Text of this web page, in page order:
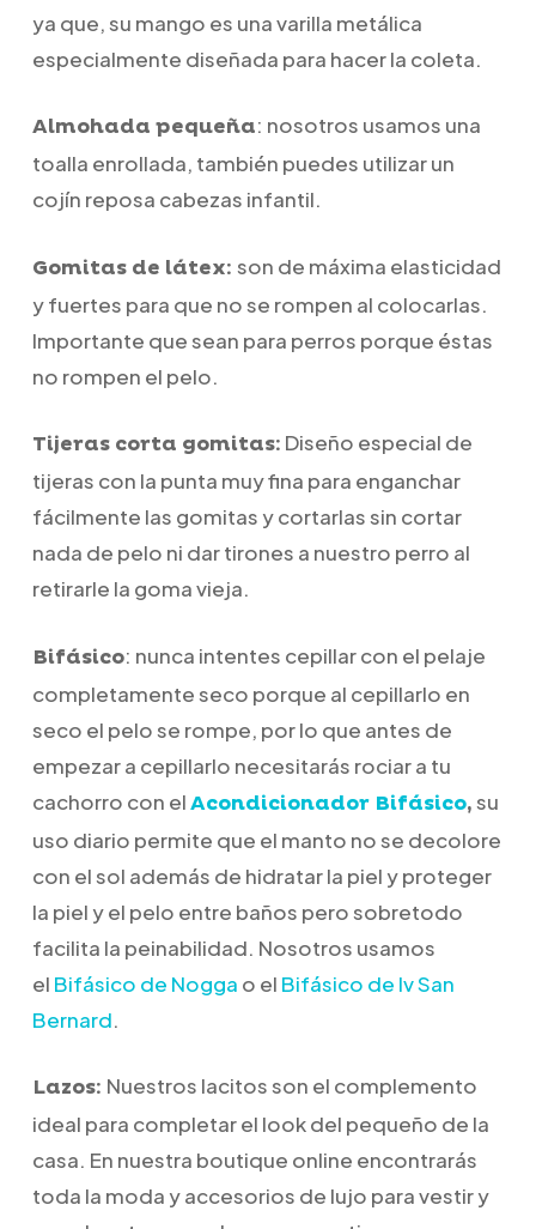
ya que, su mango es una varilla metálica
especialmente diseñada para hacer la coleta.
Almohada pequeña: nosotros usamos una
toalla enrollada, también puedes utilizar un
cojín reposa cabezas infantil.
Gomitas de látex: son de máxima elasticidad
y fuertes para que no se rompen al colocarlas.
Importante que sean para perros porque éstas
no rompen el pelo.
Tijeras corta gomitas: Diseño especial de
tijeras con la punta muy fina para enganchar
fácilmente las gomitas y cortarlas sin cortar
nada de pelo ni dar tirones a nuestro perro al
retirarle la goma vieja.
Bifásico: nunca intentes cepillar con el pelaje
completamente seco porque al cepillarlo en
seco el pelo se rompe, por lo que antes de
empezar a cepillarlo necesitarás rociar a tu
cachorro con elAcondicionador Bifásico,su
uso diario permite que el manto no se decolore
con el sol además de hidratar la piel y proteger
la piel y el pelo entre baños pero sobretodo
facilita la peinabilidad. Nosotros usamos
el Bifásico de Nogga o el Bifásico de Iv San
Bernard.
Lazos: Nuestros lacitos son el complemento
ideal para completar el look del pequeño de la
casa. En nuestra boutique online encontrarás
toda la moda y accesorios de lujo para vestir y